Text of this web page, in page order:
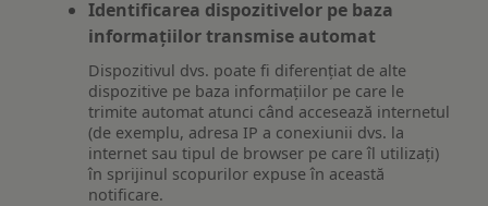
Identificarea dispozitivelor pe baza
informațiilor transmise automat
Dispozitivul dvs. poate fi diferențiat de alte
dispozitive pe baza informațiilor pe care le
trimite automat atunci când accesează internetul
(de exemplu, adresa IP a conexiunii dvs. la
internet sau tipul de browser pe care îl utilizați)
în sprijinul scopurilor expuse în această
notificare.